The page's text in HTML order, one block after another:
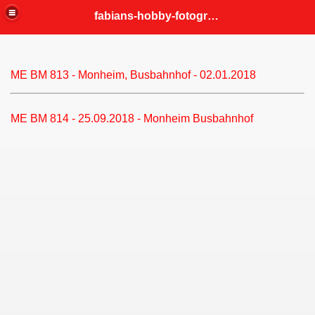
fabians-hobby-fotografien
ME BM 813 - Monheim, Busbahnhof - 02.01.2018
ME BM 814 - 25.09.2018 - Monheim Busbahnhof